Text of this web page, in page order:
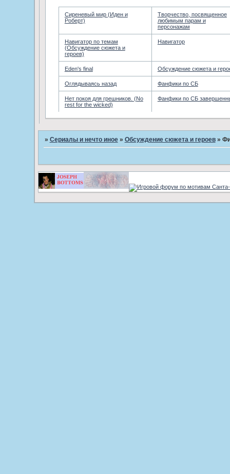
Сиреневый мир (Иден и
Роберт)
Творчество, посвященное
любимым парам и
персонажам
Навигатор по темам
(Обсуждение сюжета и
героев)
Навигатор
Eden's final Обсуждение сюжета и
Оглядываясь назад Фанфики по СБ
Нет покоя для грешников. (No
rest for the wicked)
Фанфики по СБ
» Сериалы и нечто иное » Обсуждение сюжета и героев »